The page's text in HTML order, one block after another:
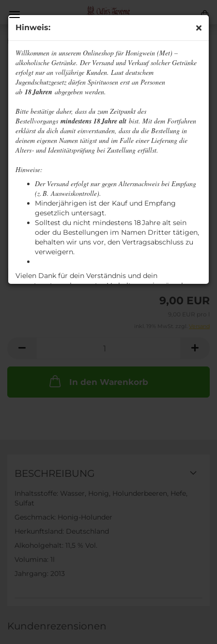
Hinweis:
Willkommen in unserem Onlineshop für Honigwein (Met) –
alkoholische Getränke. Der Versand und Verkauf solcher Getränke
erfolgt nur an volljährige Kunden. Laut deutschem
Jugendschutzgesetz dürfen Spirituosen erst an Personen
ab 18 Jahren abgegeben werden.
Bitte bestätige daher, dass du zum Zeitpunkt des
Bestellvorgangs mindestens 18 Jahre alt bist. Mit dem Fortfahren
erklärst du dich damit einverstanden, dass du die Bestellung in
deinem eigenen Namen tätigst und im Falle einer Lieferung die
Alters‑ und Identitätsprüfung bei Zustellung erfüllst.
Hinweise:
Der Versand erfolgt nur gegen Altersnachweis bei Empfang
(z. B. Ausweiskontrolle).
Minderjährigen ist der Kauf und Empfang
gesetzlich untersagt.
Solltest du nicht mindestens 18 Jahre alt sein
oder du Bestellungen im Namen Dritter tätigen,
behalten wir uns vor, den Vertragsabschluss zu
verweigern.
Vielen Dank für dein Verständnis und dein
verantwortungsbewusstes Verhalten – wir wünschen
Honig-Holunder
ca. 3-4 Tage
9,00 EUR
9,00 EUR pro l
inkl. 19% MwSt. zzgl. Versand
In den Warenkorb
BESCHREIBUNG
Inhaltsstoffe: Wasser, Honig, Holunderbeeren, Hefe,
Sulfat
Geschmack: Honig-Holunder
Herkunftsland: Deutschland
Alkoholgehalt: 11,5 % Vol.
Volumina: 1l
Jahrgang: 2013
Kundenrezensionen